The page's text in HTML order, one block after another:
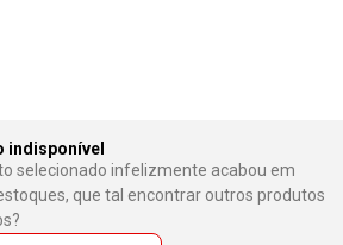
indisponível
selecionado infelizmente acabou em
que tal encontrar outros produtos